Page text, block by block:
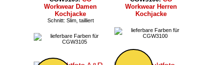
Workwear Damen
Kochjacke
Schnitt: Slim, tailliert
Workwear Herren
Kochjacke